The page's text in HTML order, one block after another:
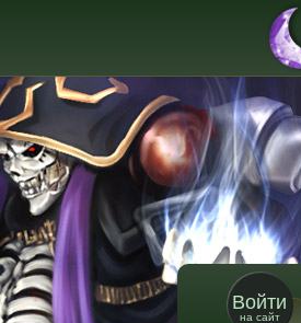
Войти
на сайт